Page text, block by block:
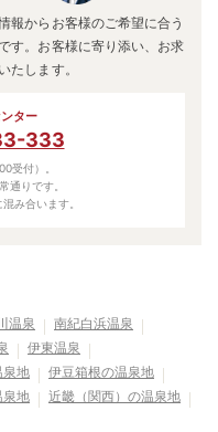
報からお客様のご希望に合う
す。お客様に寄り添い、お求
たします。
ター
333
受付）。
通りです。
み合います。
温泉
南紀白浜温泉
伊東温泉
泉地
伊豆箱根の温泉地
泉地
近畿（関西）の温泉地